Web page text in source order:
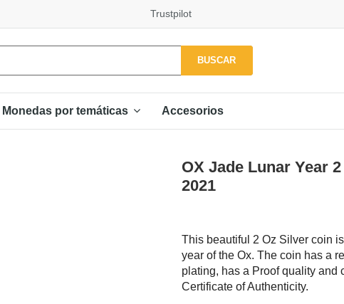
Trustpilot
BUSCAR
Monedas por temáticas Accesorios
OX Jade Lunar Year
2021
This beautiful 2 Oz Silver coin
year of the Ox. The coin has a
plating, has a Proof quality and
Certificate of Authenticity.